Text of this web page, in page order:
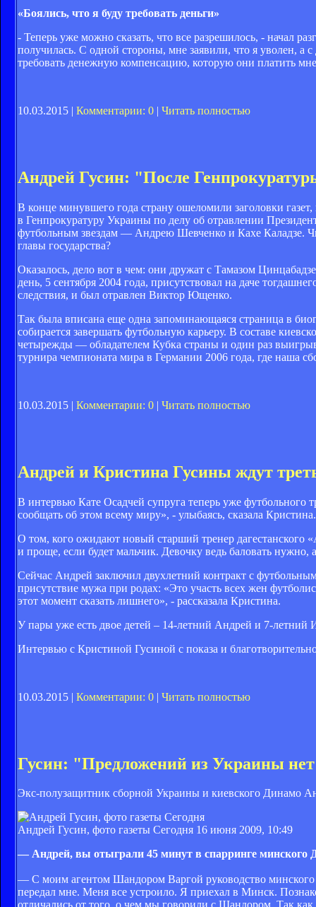
«Боялись, что я буду требовать деньги»
- Теперь уже можно сказать, что все разрешилось, - начал
получилась. С одной стороны, мне заявили, что я уволен, а
требовать денежную компенсацию, которую они платить
10.03.2015 | Комментарии: 0 | Читать полностью
Андрей Гусин: "После
В конце минувшего года страну ошеломили заголовки
в Генпрокуратуру Украины по делу об отравлении
футбольным звездам — Андрею Шевченко и Кахе Каладзе.
главы государства?
Оказалось, дело вот в чем: они дружат с Тамазом
день, 5 сентября 2004 года, присутствовал на даче
следствия, и был отравлен Виктор Ющенко.
Так была вписана еще одна запоминающаяся страница в
собирается завершать футбольную карьеру. В составе
четырежды — обладателем Кубка страны и один раз
турнира чемпионата мира в Германии 2006 года, где наша
10.03.2015 | Комментарии: 0 | Читать полностью
Андрей и Кристина Гусины ждут
В интервью Кате Осадчей супруга теперь уже футбольного
сообщать об этом всему миру», - улыбаясь, сказала
О том, кого ожидают новый старший тренер дагестанского
и проще, если будет мальчик. Девочку ведь баловать
Сейчас Андрей заключил двухлетний контракт с
присутствие мужа при родах: «Это участь всех жен
этот момент сказать лишнего», - рассказала Кристина.
У пары уже есть двое детей – 14-летний Андрей и 7-летний
Интервью с Кристиной Гусиной с показа и
10.03.2015 | Комментарии: 0 | Читать полностью
Гусин: "Предложений из Украины
Экс-полузащитник сборной Украины и киевского Динамо
Андрей Гусин, фото газеты Сегодня 16 июня 2009, 10:49
— Андрей, вы отыграли 45 минут в спарринге минского
— С моим агентом Шандором Варгой руководство минского
передал мне. Меня все устроило. Я приехал в Минск.